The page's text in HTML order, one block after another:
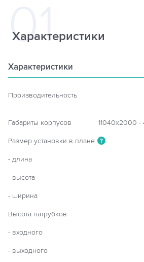
Характеристики
Характеристики
Производительность
Габариты корпусов 11040х2000
Размер установки в плане ?
- длина
- высота
- ширина
Высота патрубков
- входного
- выходного